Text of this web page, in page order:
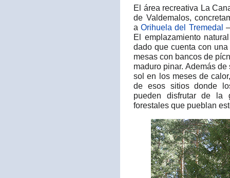
El área recreativa La
de Valdemalos,
aOrihuela del Tremedal
El emplazamiento
dado que cuenta con
mesas con bancos de
maduro pinar. Además
sol en los meses de
de esos sitios donde
pueden disfrutar de la
forestales que pueblan